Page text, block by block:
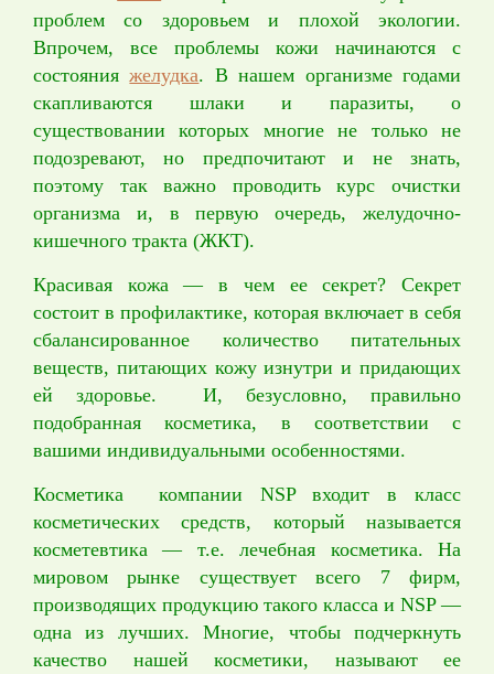
проблем со здоровьем и плохой экологии.
Впрочем, все проблемы кожи начинаются с
состоянияжелудка. В нашем организме годами
скапливаются шлаки и паразиты, о
существовании которых многие не только не
подозревают, но предпочитают и не знать,
поэтому так важно проводить курс очистки
организма и, в первую очередь, желудочно-
кишечного тракта (ЖКТ).
Красивая кожа — в чем ее секрет? Секрет
состоит в профилактике, которая включает в себя
сбалансированное количество питательных
веществ, питающих кожу изнутри и придающих
ей здоровье. И, безусловно, правильно
подобранная косметика, в соответствии с
вашими индивидуальными особенностями.
Косметика компании NSP входит в класс
косметических средств, который называется
косметевтика — т.е. лечебная косметика. На
мировом рынке существует всего 7 фирм,
производящих продукцию такого класса и NSP —
одна из лучших. Многие, чтобы подчеркнуть
качество нашей косметики, называют ее